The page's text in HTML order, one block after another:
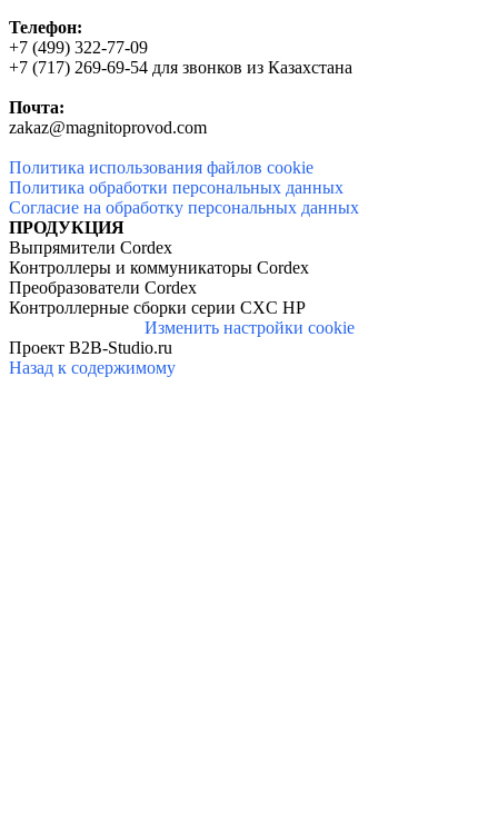
Телефон:
+7 (499) 322-77-09
+7 (717) 269-69-54 для звонков из Казахстана
Почта:
zakaz@magnitoprovod.com
Политика использования файлов cookie
Политика обработки персональных данных
Согласие на обработку персональных данных
ПРОДУКЦИЯ
Выпрямители Cordex
Контроллеры и коммуникаторы Cordex
Преобразователи Cordex
Контроллерные сборки серии CXC HP
Изменить настройки cookie
Проект B2B-Studio.ru
Назад к содержимому